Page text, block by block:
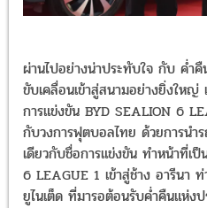
ผ่านไปอย่างน่าประทับใจ กับ ค่ำ
ขับเคลื่อนเข้าสู่สนามอย่างยิ่งให
การแข่งขัน BYD SEALION 6
กับวงการฟุตบอลไทย ด้วยการน
เดียวกับชื่อการแข่งขัน ทำหน้าที่เ
6 LEAGUE 1 เข้าสู่ช้าง อารีนา
ยูไนเต็ด ที่มารอต้อนรับค่ำคืนแห่ง